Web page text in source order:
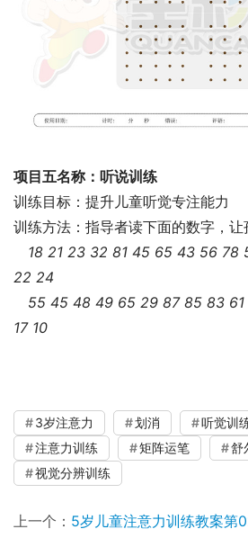
项目五名称：听说训练
训练目标：提升儿童听觉专注能力
训练方法：指导者读下面的数字，让
18 21 23 32 81 45 65 43 56
22 24
55 45 48 49 65 29 87 85 83 61
17 10
3岁注意力 划消 听觉训
注意力训练
矩阵运笔
舒
视觉分辨训练
上一个： 5岁儿童注意力训练教案第